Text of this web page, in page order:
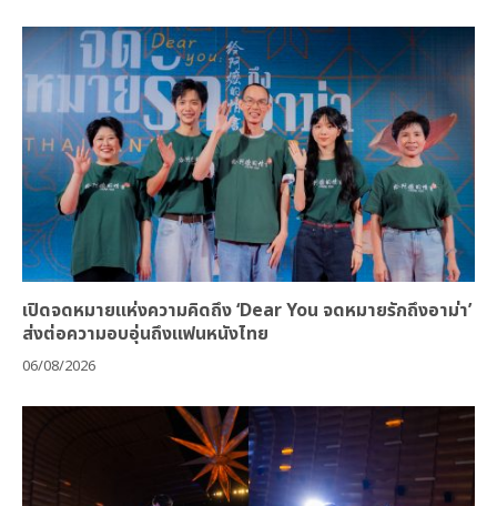
เปิดจดหมายแห่งความคิดถึง ‘Dear You จดหมายรักถึงอาม่า’
ส่งต่อความอบอุ่นถึงแฟนหนังไทย
06/08/2026